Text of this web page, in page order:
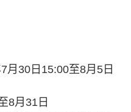
月30日15:00至8月5日
8月31日